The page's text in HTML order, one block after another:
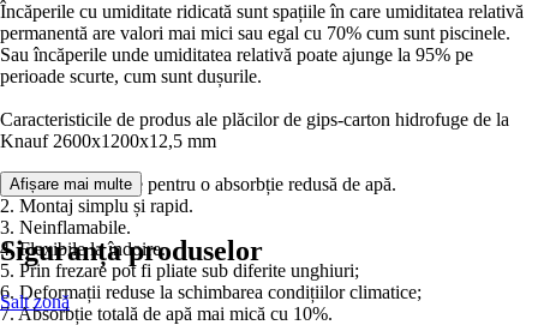
Încăperile cu umiditate ridicată sunt spațiile în care umiditatea relativă
permanentă are valori mai mici sau egal cu 70% cum sunt piscinele.
Sau încăperile unde umiditatea relativă poate ajunge la 95% pe
perioade scurte, cum sunt dușurile.
Caracteristicile de produs ale plăcilor de gips-carton hidrofuge de la
Knauf 2600x1200x12,5 mm
1. Sunt impregnate pentru o absorbție redusă de apă.
2. Montaj simplu și rapid.
3. Neinflamabile.
4. Flexibile la îndoire.
5. Prin frezare pot fi pliate sub diferite unghiuri;
6. Deformații reduse la schimbarea condițiilor climatice;
7. Absorbție totală de apă mai mică cu 10%.
Afișare mai multe
Siguranța produselor
Salt zonă